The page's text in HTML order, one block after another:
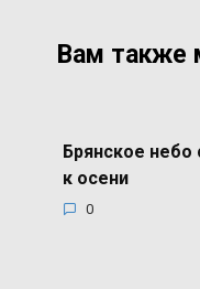
Вам также
Брянское
к осени
0